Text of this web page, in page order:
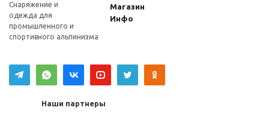
Снаряжение и
одежда для
промышленного и
спортивного альпинизма
Магазин
Инфо
Наши партнеры